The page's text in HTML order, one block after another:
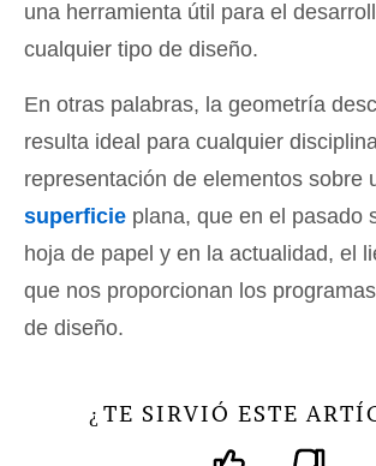
una herramienta útil para el
cualquier tipo de diseño.
En otras palabras, la geometría
resulta ideal para cualquier
representación de elementos sobre
superficie plana, que en el pasado
hoja de papel y en la actualidad, el
que nos proporcionan los
de diseño.
¿ TE SIRVIÓ ESTE